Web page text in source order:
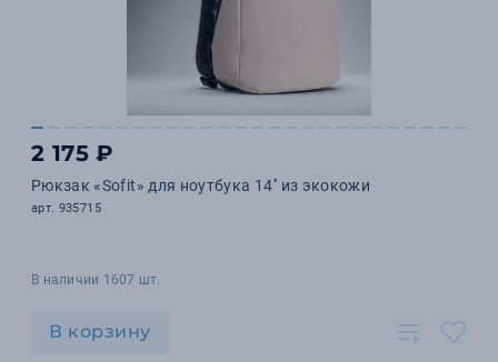
2 175 ₽
Рюкзак «Sofit» для ноутбука 14'' из экокожи
арт. 935715
В наличии 1607 шт.
В корзину